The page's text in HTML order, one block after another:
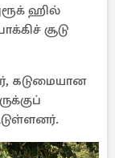
ஹில்
சூடு
கடுமையான